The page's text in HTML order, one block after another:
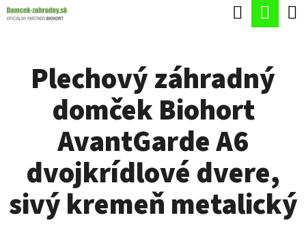
Prejsť
Hľadať
Plechový záhradný
domček Biohort
AvantGarde A6
dvojkrídlové dvere,
sivý kremeň metalický
K
R
E